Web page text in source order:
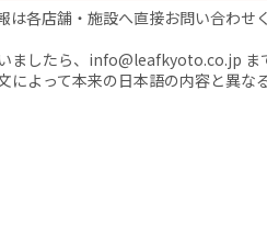
各店舗・施設へ直接お問い合わせく
したら、info@leafkyoto.co.jp ま
よって本来の日本語の内容と異な